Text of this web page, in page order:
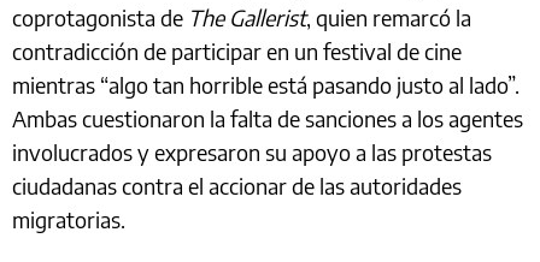
coprotagonista de The Gallerist, quien remarcó la
contradicción de participar en un festival de cine
mientras “algo tan horrible está pasando justo al lado”.
Ambas cuestionaron la falta de sanciones a los agentes
involucrados y expresaron su apoyo a las protestas
ciudadanas contra el accionar de las autoridades
migratorias.